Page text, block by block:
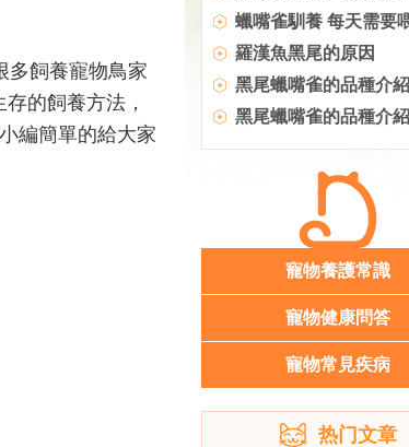
多飼養寵物鳥家
的飼養方法，
編簡單的給大家
羅漢魚黑尾的原因
寵物養護常識
寵物健康問答
寵物常見疾病
热门文章